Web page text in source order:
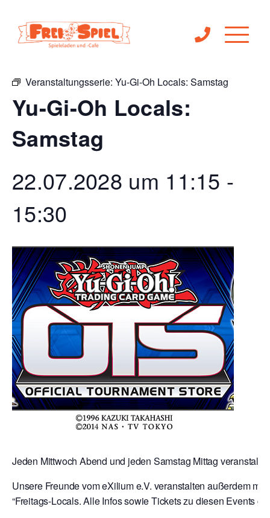
« Alle Veranstaltungen
Veranstaltungsserie: Yu-Gi-Oh Locals: Samstag
Yu-Gi-Oh Locals:
Samstag
22.07.2028 um 11:15 -
15:30
Jeden Mittwoch Abend und jeden Samstag Mittag
Unsere Freunde vom eXilium e.V. veranstalten außerdem
“Freitags-Locals. Alle Infos sowie Tickets zu diesen Events